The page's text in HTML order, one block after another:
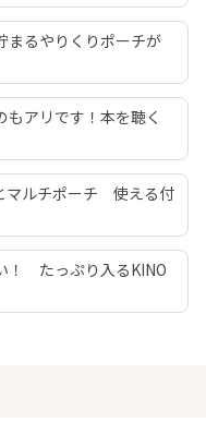
るやりくりポーチが
アリです！本を聴く
マルチポーチ 使える付
！ たっぷり入るKINO